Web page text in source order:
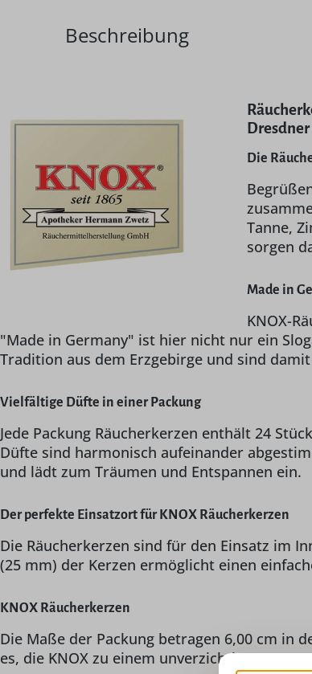
Beschreibung
Die
Tanne,
sorgen
Made in
KNOX-
"Made in Germany" ist hier nicht nur ein
Tradition aus dem Erzgebirge und sind
Vielfältige Düfte in einer Packung
Jede Packung Räucherkerzen enthält 24
Düfte sind harmonisch aufeinander
und lädt zum Träumen und Entspannen ein.
Der perfekte Einsatzort für KNOX Räucherkerzen
Die Räucherkerzen sind für den Einsatz im
(25 mm) der Kerzen ermöglicht einen
KNOX Räucherkerzen
Die Maße der Packung betragen 6,00 cm in
es, die KNOX zu einem unverzichtbaren